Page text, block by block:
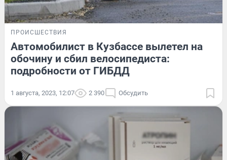
ПРОИСШЕСТВИЯ
Автомобилист в Кузбассе вылетел на
обочину и сбил велосипедиста:
подробности от ГИБДД
1 августа, 2023, 12:07 2 390 Обсудить